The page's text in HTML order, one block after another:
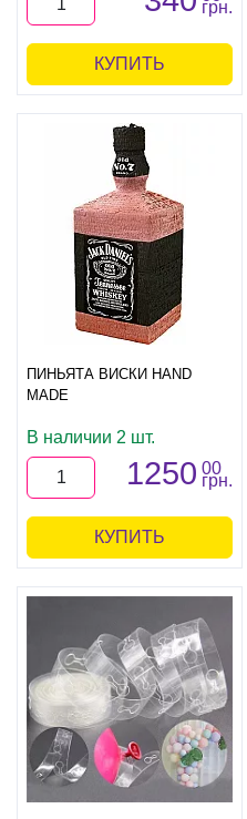
грн.
КУПИТЬ
ПИНЬЯТА ВИСКИ HAND
MADE
В наличии 2 шт.
1250 00
грн.
КУПИТЬ